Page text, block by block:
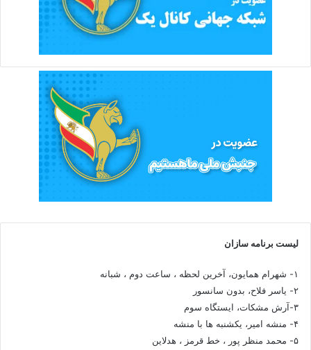
لیست برنامه سازان
۱- شهرام همایون، آخرین لحظه ، ساعت دوم ، شبانه
۲- یاسر فلاح، بدون سانسور
۳-آرش مشکات، ایستگاه سوم
۴- منشه امیر، یکشنبه ها با منشه
۵- محمد منظر پور ، خط قرمز ، هدلاین